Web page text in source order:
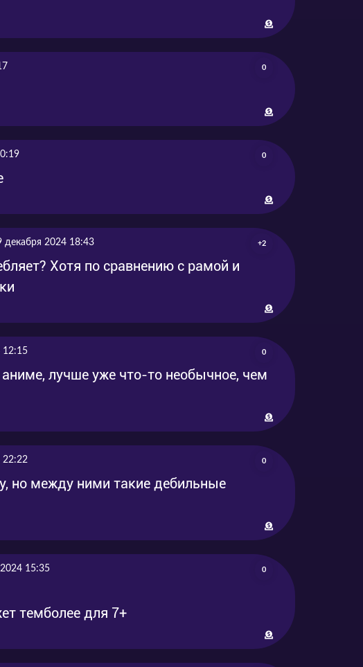
0
0
декабря 2024 18:43 +2
Хотя по сравнению с рамой и
12:15 0
лучше уже что-то необычное, чем
22:22 0
но между ними такие дебильные
15:35 0
темболее для 7+